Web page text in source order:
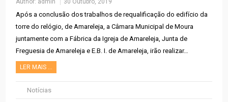
Author: admin 30 Outubro, 2019
Após a conclusão dos trabalhos de requalificação do edifício da
torre do relógio, de Amareleja, a Câmara Municipal de Moura
juntamente com a Fábrica da Igreja de Amareleja, Junta de
Freguesia de Amareleja e E.B. I. de Amareleja, irão realizar…
LER MAIS …
Notícias